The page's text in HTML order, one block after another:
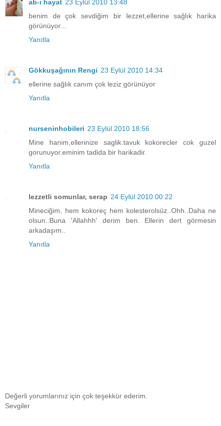
ab-ı hayat 23 Eylül 2010 13:48
benim de çok sevdiğim bir lezzet,ellerine sağlık harika
görünüyor...
Yanıtla
Gökkuşağının Rengi 23 Eylül 2010 14:34
ellerine sağlık canım çok leziz görünüyor
Yanıtla
nurseninhobileri 23 Eylül 2010 18:56
Mine hanim,ellerinize saglik.tavuk kokorecler cok guzel
gorunuyor.eminim tadida bir harikadir.
Yanıtla
lezzetli somunlar, serap 24 Eylül 2010 00:22
Mineciğim, hem kokoreç hem kolesterolsüz..Ohh..Daha ne
olsun..Buna 'Allahhh' derim ben. Ellerin dert görmesin
arkadaşım..
Yanıtla
Değerli yorumlarınız için çok teşekkür ederim.
Sevgiler